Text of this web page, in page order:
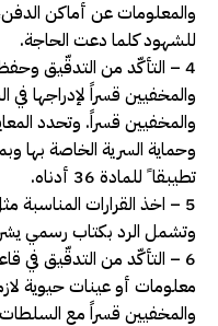
والمعلومات عن أماكن
للشهود كلما دعت الحاجة.
4 – التأكّد من التدقّيق
والمخفيين قسراً لإدراجها
والمخفيين قسراً. وتحدد
وحماية السرية الخاصة بها
تطيبقا ً للمادة 36 أدناه.
5 – اخذ القرارات
وتشمل الرد بكتاب رسمي
6 – التأكّد من التدقّيق في
معلومات أو عينات حيوية
والمخفيين قسراً مع